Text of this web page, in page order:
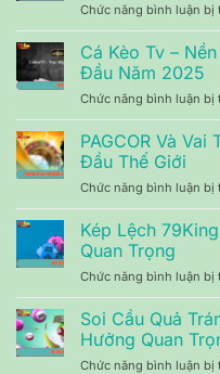
Chức năng bình luận bị
Cá Kèo Tv –
Đầu Năm 2025
Chức năng bình luận bị
PAGCOR Và
Đầu Thế Giới
Chức năng bình luận bị
Kép Lệch
Quan Trọng
Chức năng bình luận bị
Soi Cầu Quả
Hưởng Quan
Chức năng bình luận bị